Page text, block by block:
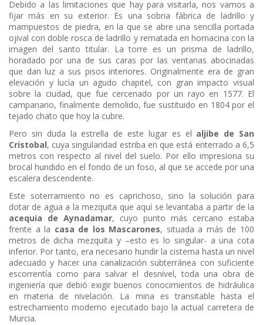
Debido a las limitaciones que hay para visitarla, nos vamos a
fijar más en su exterior. Es una sobria fábrica de ladrillo y
mampuestos de piedra, en la que se abre una sencilla portada
ojival con doble rosca de ladrillo y rematada en hornacina con la
imagen del santo titular. La torre es un prisma de ladrillo,
horadado por una de sus caras por las ventanas abocinadas
que dan luz a sus pisos interiores. Originalmente era de gran
elevación y lucía un agudo chapitel, con gran impacto visual
sobre la ciudad, que fue cercenado por un rayo en 1577. El
campanario, finalmente demolido, fue sustituido en 1804 por el
tejado chato que hoy la cubre.
Pero sin duda la estrella de este lugar es el aljibe de San
Cristobal, cuya singularidad estriba en que está enterrado a 6,5
metros con respecto al nivel del suelo. Por ello impresiona su
brocal hundido en el fondo de un foso, al que se accede por una
escalera descendente.
Este soterramiento no es caprichoso, sino la solución para
dotar de agua a la mezquita que aquí se levantaba a partir de la
acequia de Aynadamar, cuyo punto más cercano estaba
frente a la casa de los Mascarones, situada a más de 100
metros de dicha mezquita y –esto es lo singular- a una cota
inferior. Por tanto, era necesario hundir la cisterna hasta un nivel
adecuado y hacer una canalización subterránea con suficiente
escorrentía como para salvar el desnivel, toda una obra de
ingeniería que debió exigir buenos conocimientos de hidráulica
en materia de nivelación. La mina es transitable hasta el
estrechamiento moderno ejecutado bajo la actual carretera de
Murcia.